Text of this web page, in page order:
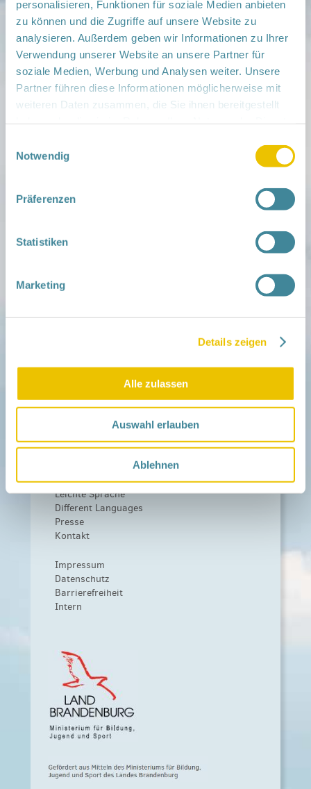
personalisieren, Funktionen für soziale Medien anbieten
zu können und die Zugriffe auf unsere Website zu
analysieren. Außerdem geben wir Informationen zu Ihrer
Verwendung unserer Website an unsere Partner für
soziale Medien, Werbung und Analysen weiter. Unsere
Partner führen diese Informationen möglicherweise mit
weiteren Daten zusammen, die Sie ihnen bereitgestellt
Notwendig
Präferenzen
Statistiken
Marketing
Details zeigen
Alle zulassen
Auswahl erlauben
Ablehnen
Weitere Infos:
› Zum Regionalnetzwerk ...
iCal•Google Calendar
Infos für Familien
Zu deiner Region
Netzwerk-Nachrichten
Aktuelle Termine
Infopool
Fördern
Träger und Förderer
Förderer werden / Spenden
Weiteres
Leichte Sprache
Different Languages
Presse
Kontakt
Impressum
Datenschutz
Barrierefreiheit
Intern